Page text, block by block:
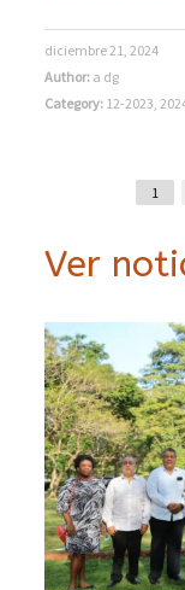
diciembre 21, 2024
Author: a dg
Category: 12-2023,
1
Ver